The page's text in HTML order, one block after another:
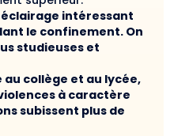
éclairage intéressant
le confinement. On
studieuses et
au collège et au lycée,
à caractère
subissent plus de